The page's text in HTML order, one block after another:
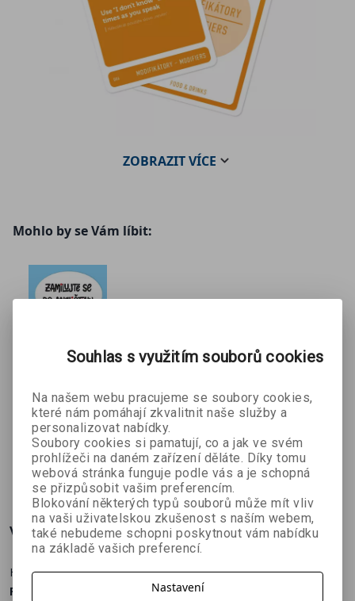
ZOBRAZITVÍCE
Mohlo by se Vám líbit:
Zamilujte se
do
angličtiny
Bronislav
Sobotka
365 Kč 429 Kč
Rozmluvím
e Česko -
Hobbies
Bronislav
Sobotka
269 Kč 299 Kč
Rozmluvím
e Česko -
Work & Jobs
Sobotka
269 Kč 299 Kč
Více o knize
Hello! Nadšený učitel angličtiny Broňa představuje kartičky
Rozmluvíme Česko
, které ti pomohou procvičit mluvený projev
Souhlas s využitím souborů cookies
Na našem webu pracujeme se soubory cookies,
které nám pomáhají zkvalitnit naše služby a
personalizovat nabídky.
Soubory cookies si pamatují, co a jak ve svém
prohlížeči na daném zařízení děláte. Díky tomu
webová stránka funguje podle vás a je schopná
se přizpůsobit vašim preferencím.
Blokování některých typů souborů může mít vliv
na vaši uživatelskou zkušenost s naším webem,
také nebudeme schopni poskytnout vám nabídku
na základě vašich preferencí.
Nastavení